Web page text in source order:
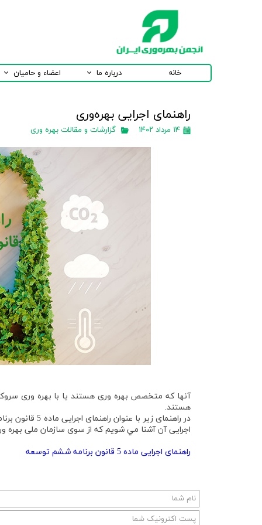
خانه درباره ما اعضاء و حامیان
راهنمای اجرايی بهره‌وری
۱۴ مرداد ۱۴۰۲ گزارشات و مقالات بهره وری
آنها كه متخصص بهره وری هستند يا با بهره وری
هستند.
در راهنمای
اجرايی آن آشنا مي شويم كه از سوی سازمان ملی بهره
راهنمای اجرايی ماده 5 قانون برنامه ششم توسعه